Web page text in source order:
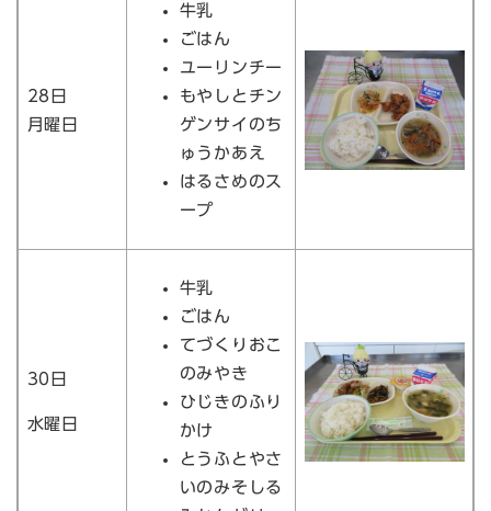
28日
月曜日
牛乳
ごはん
ユーリンチー
もやしとチン
ゲンサイのち
ゅうかあえ
はるさめのス
ープ
30日
水曜日
牛乳
ごはん
てづくりおこ
のみやき
ひじきのふり
かけ
とうふとやさ
いのみそしる